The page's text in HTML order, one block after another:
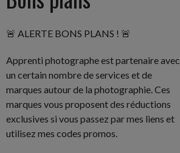
🚨 ALERTE BONS PLANS ! 🚨
Apprenti photographe est partenaire avec
un certain nombre de services et de
marques autour de la photographie. Ces
marques vous proposent des réductions
exclusives si vous passez par mes liens et
utilisez mes codes promos.